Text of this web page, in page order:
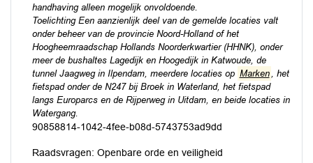
handhaving alleen mogelijk onvoldoende.
Toelichting Een aanzienlijk deel van de gemelde locaties valt
onder beheer van de provincie Noord-Holland of het
Hoogheemraadschap Hollands Noorderkwartier (HHNK), onder
meer de bushaltes Lagedijk en Hoogedijk in Katwoude, de
tunnel Jaagweg in Ilpendam, meerdere locaties op Marken, het
fietspad onder de N247 bij Broek in Waterland, het fietspad
langs Europarcs en de Rijperweg in Uitdam, en beide locaties in
Watergang.
90858814-1042-4fee-b08d-5743753ad9dd
Raadsvragen: Openbare orde en veiligheid